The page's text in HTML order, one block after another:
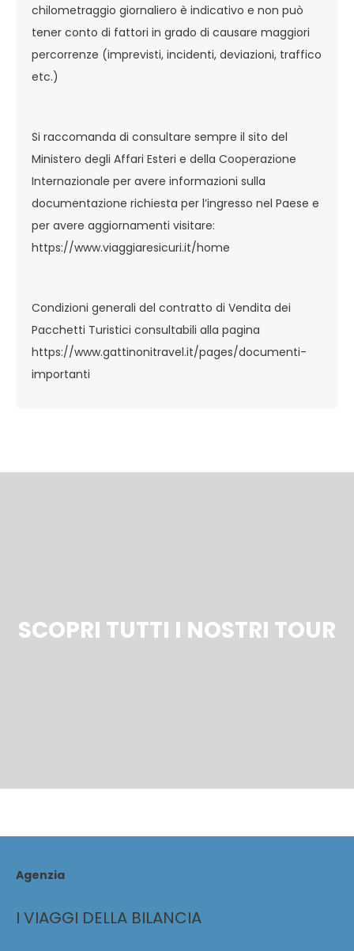
chilometraggio giornaliero è indicativo e non può
tener conto di fattori in grado di causare maggiori
percorrenze (imprevisti, incidenti, deviazioni, traffico
etc.)
Si raccomanda di consultare sempre il sito del
Ministero degli Affari Esteri e della Cooperazione
Internazionale per avere informazioni sulla
documentazione richiesta per l’ingresso nel Paese e
per avere aggiornamenti visitare:
https://www.viaggiaresicuri.it/home
Condizioni generali del contratto di Vendita dei
Pacchetti Turistici consultabili alla pagina
https://www.gattinonitravel.it/pages/documenti-
importanti
SCOPRI TUTTI I NOSTRI TOUR
Agenzia
I VIAGGI DELLA BILANCIA